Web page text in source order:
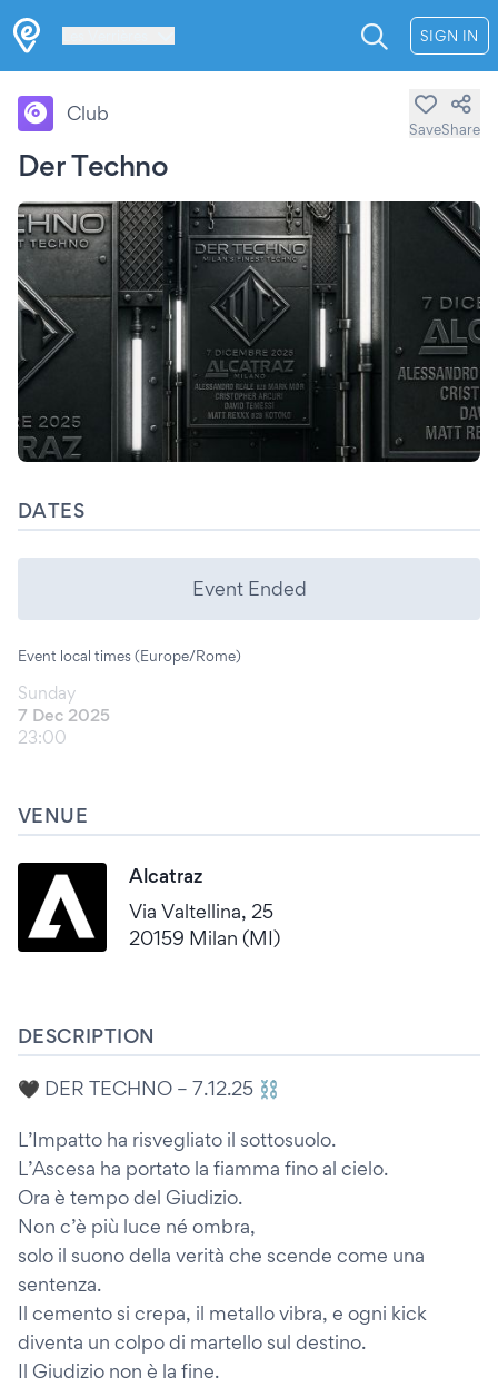
SIGN IN
Der Techno
Club
SaveShare
DATES
Event Ended
Event local times (Europe/Rome)
Sunday
7 Dec 2025
23:00
VENUE
Alcatraz
Via Valtellina, 25
20159 Milan (MI)
DESCRIPTION
🖤 DER TECHNO – 7.12.25 ⛓
L’Impatto ha risvegliato il sottosuolo.
L’Ascesa ha portato la fiamma fino al cielo.
Ora è tempo del Giudizio.
Non c’è più luce né ombra,
solo il suono della verità che scende come una
sentenza.
Il cemento si crepa, il metallo vibra, e ogni kick
diventa un colpo di martello sul destino.
Il Giudizio non è la fine.